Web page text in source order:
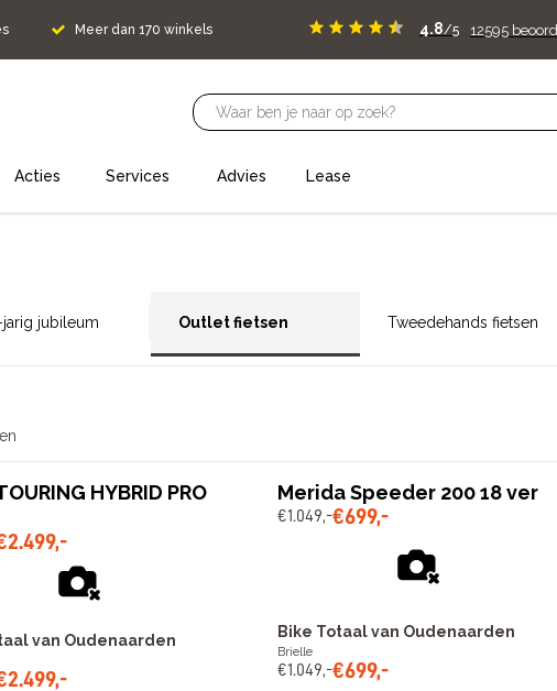
Meer dan 170 winkels 4.8/5 12595
Acties Services Advies Lease
jubileum Outlet fietsen Tweedehands fietsen
HYBRID PRO
2.499,-
van Oudenaarden
2.499,-
Merida Speeder 200 18 ver
€1.049,-€699,-
Bike Totaal van Oudenaarden
Brielle
€1.049,-€699,-